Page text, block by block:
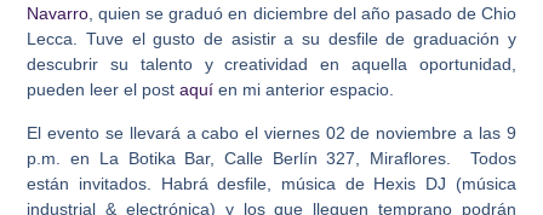
Navarro, quien se graduó en diciembre del año pasado de Chio
Lecca. Tuve el gusto de asistir a su desfile de graduación y
descubrir su talento y creatividad en aquella oportunidad,
pueden leer el post aquí en mi anterior espacio.
El evento se llevará a cabo el viernes 02 de noviembre a las 9
p.m. en La Botika Bar, Calle Berlín 327, Miraflores. Todos
están invitados. Habrá desfile, música de Hexis DJ (música
industrial & electrónica) y los que lleguen temprano podrán